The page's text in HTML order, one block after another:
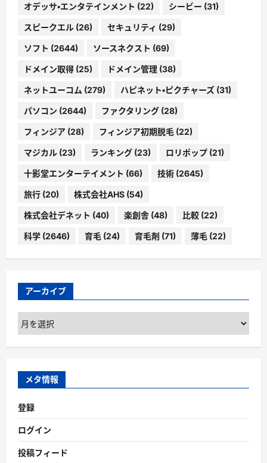
オデッサ・エンタテインメント (22) シービー (31)
スピークエル (26) セキュリティ (29)
ソフト (2644) ソースネクスト (69)
ドメイン取得 (25) ドメイン管理 (38)
ネットユーコム (279) ハピネット・ピクチャーズ (31)
パソコン (2644) ファクタリング (28)
フィンジア (28) フィンジア初期脱毛 (22)
マジカル (23) ランキング (23) ロリポップ (21)
十影堂エンターテイメント (66) 技術 (2645)
旅行 (20) 株式会社AHS (54)
株式会社デネット (40) 楽創舎 (48) 比較 (22)
科学 (2646) 育毛 (24) 育毛剤 (71) 薄毛 (22)
アーカイブ
ア
ー
カ
ブ
メタ情報
登録
ログイン
投稿フィード